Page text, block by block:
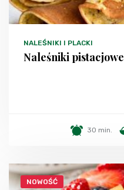
NALEŚNIKI I PLACKI
Naleśniki pistacjowe
30 min.
NOWOŚĆ